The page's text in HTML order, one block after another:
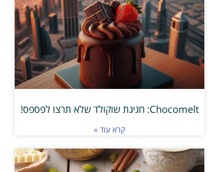
Chocomelt: חגיגת שוקולד שלא תרצו לפספס!
קרא עוד »